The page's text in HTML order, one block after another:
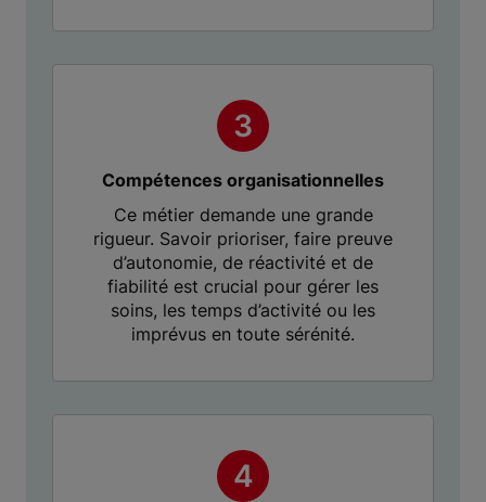
Compétences organisationnelles
Ce métier demande une grande
rigueur. Savoir prioriser, faire preuve
d’autonomie, de réactivité et de
fiabilité est crucial pour gérer les
soins, les temps d’activité ou les
imprévus en toute sérénité.